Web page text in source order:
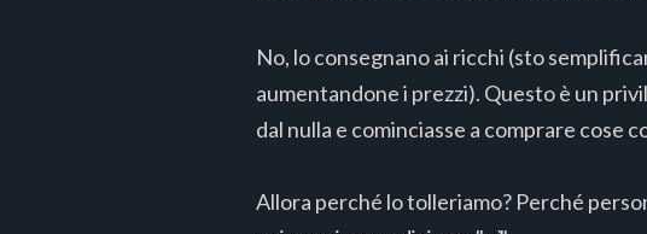
No, lo consegnano ai ricchi (sto
aumentandone i prezzi). Questo è un
dal nulla e cominciasse a comprare cose
Allora perché lo tolleriamo? Perché